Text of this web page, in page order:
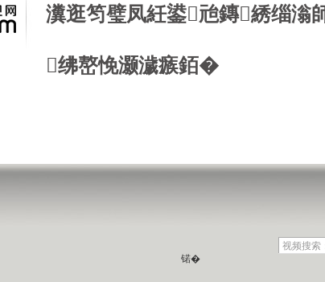
瀵逛笉璧凤紝鍙兘鏄綉缁滃
绋嶅悗灏濊瘯銆�
锘�